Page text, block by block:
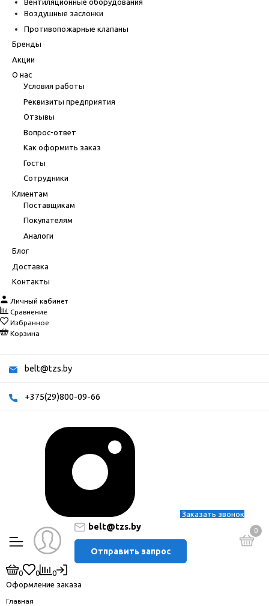
Вентиляционные оборудования
Воздушные заслонки
Противопожарные клапаны
Бренды
Акции
О нас
Условия работы
Реквизиты предприятия
Отзывы
Вопрос-ответ
Как оформить заказ
Госты
Сотрудники
Клиентам
Поставщикам
Покупателям
Аналоги
Блог
Доставка
Контакты
Личный кабинет
Сравнение
Избранное
Корзина
belt@tzs.by
+375(29)800-09-66
Заказать звонок
belt@tzs.by
Отправить запрос
0
0 0
0
Оформление заказа
Главная